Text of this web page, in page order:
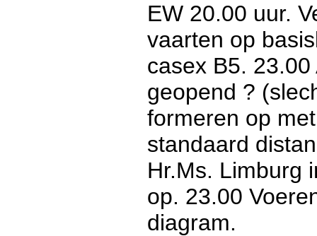
EW 20.00 uur.
vaarten op
casex B5.
geopend ?
formeren op
standaard
Hr.Ms. Limburg
op. 23.00
diagram.